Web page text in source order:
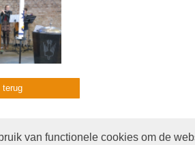
van functionele cookies om de
terug